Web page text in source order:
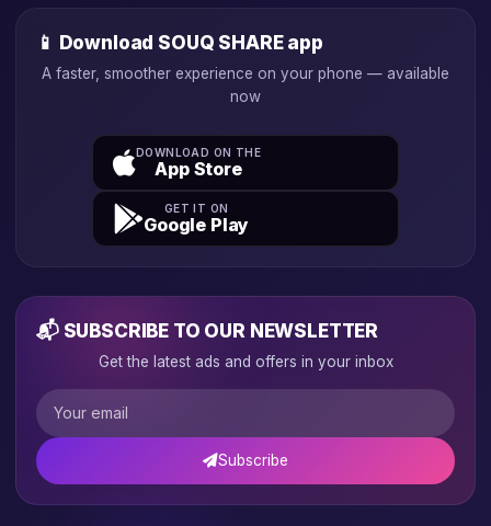
📱 Download SOUQ SHARE app
A faster, smoother experience on your phone — available
now
DOWNLOAD ON THE
App Store
GET IT ON
Google Play
📬 SUBSCRIBE TO OUR NEWSLETTER
Get the latest ads and offers in your inbox
Subscribe